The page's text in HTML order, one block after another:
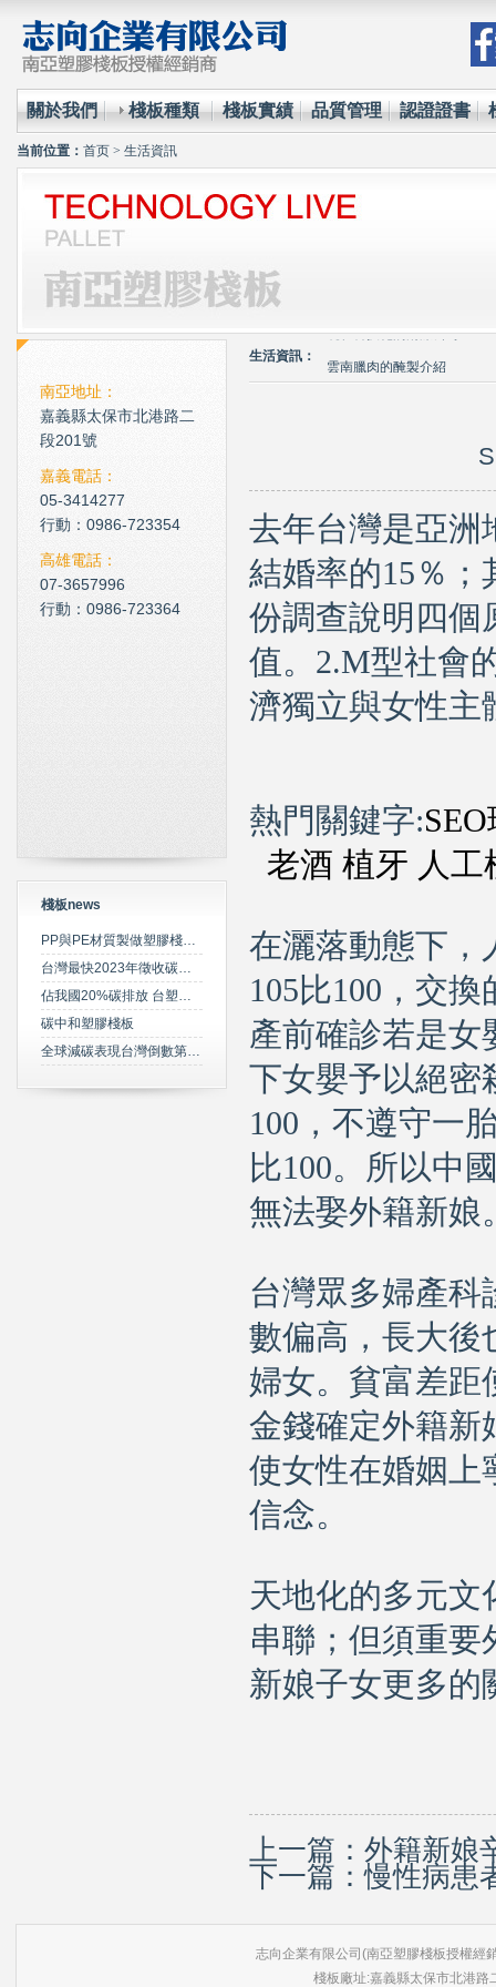
關於我們 棧板種類 棧板實績 品質管理 認證證書
当前位置： 首页 > 生活資訊
南亞地址：
嘉義縣太保市北港路二
段201號
嘉義電話：
05-3414277
行動：0986-723354
高雄電話：
07-3657996
行動：0986-723364
棧板news
PP與PE材質製做塑膠棧板之特性比較
台灣最快2023年徵收碳費 擬定期調升費率
佔我國20%碳排放 台塑規劃2050年達成淨零碳排
碳中和塑膠棧板
全球減碳表現台灣倒數第三 綠委年底提「氣候變遷法」草案雪恥
生活資訊：
台塑王永慶的傳奇一生與典
現在科技化的清潔公司
雲南臘肉的醃製介紹
心肌梗塞拍打手肘傳言是假
去年台灣是亞洲
結婚率的15％；
份調查說明四個
值。2.M型社會
濟獨立與女性主
熱門關鍵字:SEO
老酒 植牙 人工
在灑落動態下，
105比100，交
產前確診若是女
下女嬰予以絕密
100，不遵守一
比100。所以中
無法娶外籍新娘
台灣眾多婦產科
數偏高，長大後
婦女。貧富差距
金錢確定外籍新
使女性在婚姻上
信念。
天地化的多元文
串聯；但須重要
新娘子女更多
上一篇： 外籍新娘
下一篇：慢性病患
志向企業有限公司(南亞塑膠棧板授權經
棧板廠址:嘉義縣太保市北港